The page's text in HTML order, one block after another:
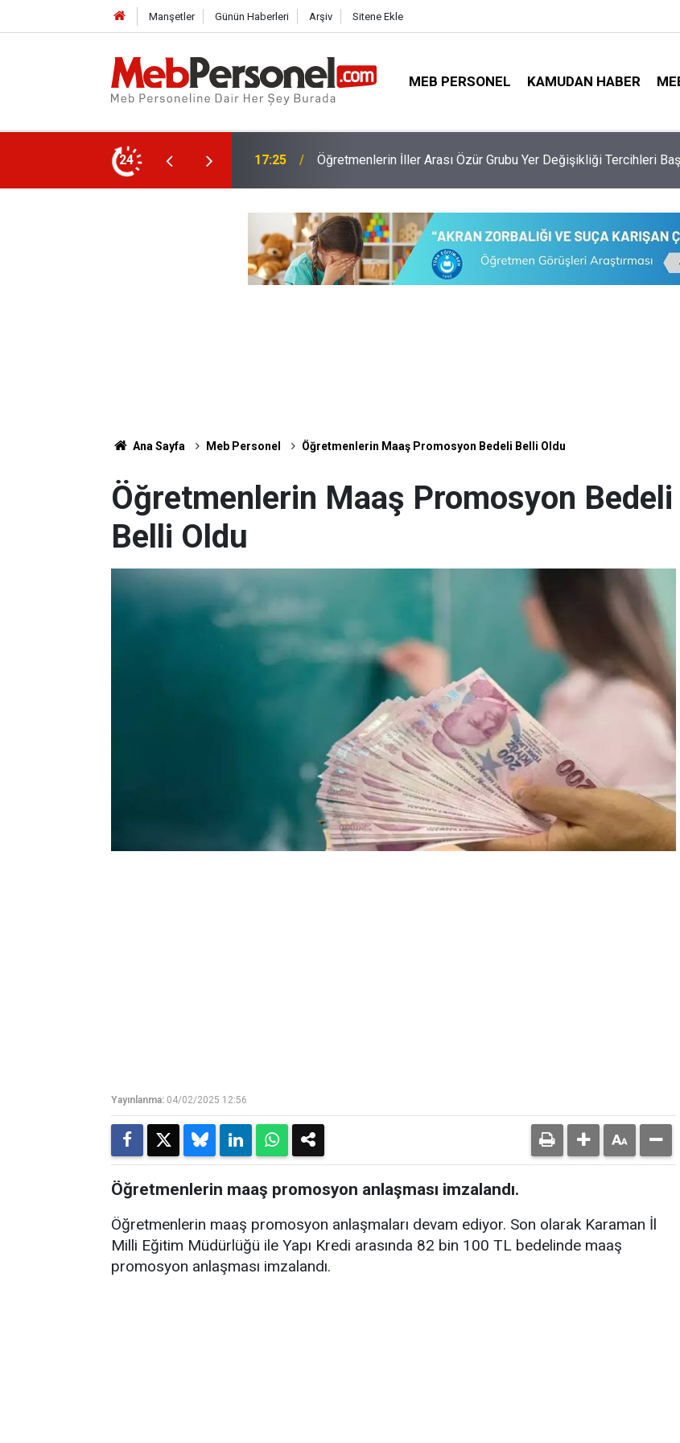
Manşetler Günün Haberleri Arşiv Sitene Ekle
MEB PERSONEL KAMUDAN HABER
24 17:25 Öğretmenlerin İller Arası Özür Grubu Yer Değişikliği Tercihleri
Ana Sayfa Meb Personel Öğretmenlerin Maaş Promosyon Bedeli Belli Oldu
Öğretmenlerin Maaş Promosyon Bedeli
Belli Oldu
Yayınlanma: 04/02/2025 12:56
Öğretmenlerin maaş promosyon anlaşması imzalandı.
Öğretmenlerin maaş promosyon anlaşmaları devam ediyor. Son olarak Karaman İl
Milli Eğitim Müdürlüğü ile Yapı Kredi arasında 82 bin 100 TL bedelinde maaş
promosyon anlaşması imzalandı.